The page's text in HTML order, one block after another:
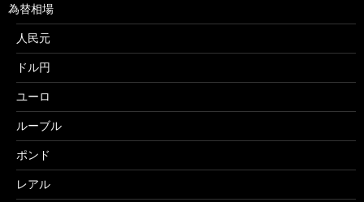
為替相場
人民元
ドル円
ユーロ
ルーブル
ポンド
レアル